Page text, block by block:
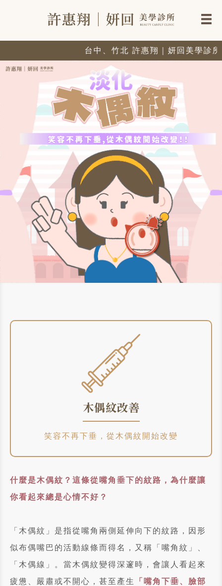
台中、竹北 許惠翔｜妍回美學診所
木偶紋改善
笑容不再下垂，從木偶紋開始改變
什麼是木偶紋？這條從嘴角垂下的紋路，為什麼讓
你看起來總是心情不好？
「木偶紋」是指從嘴角兩側延伸向下的紋路，因形
似布偶嘴巴的活動線條而得名，又稱「嘴角紋」、
「木偶線」。當木偶紋變得深邃時，會讓人看起來
疲憊、嚴肅或不開心，甚至產生
「嘴角下垂、臉部